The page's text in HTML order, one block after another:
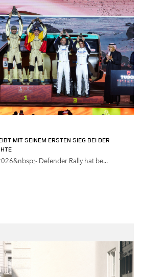
MIT SEINEM ERSTEN SIEG BEI DER
Defender Rally hat be...